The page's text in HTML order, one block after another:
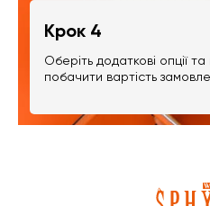
Крок 4
Оберіть додаткові опції
побачити вартість